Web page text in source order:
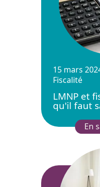
15 mars
Fiscalité
LMNP et
qu'il faut
En